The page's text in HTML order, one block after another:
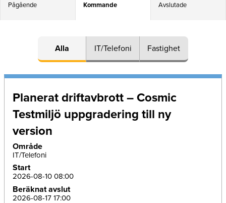
Pågående Kommande Avslutade
Alla IT/Telefoni Fastighet
Planerat driftavbrott – Cosmic
Testmiljö uppgradering till ny
version
Område
IT/Telefoni
Start
2026-08-10 08:00
Beräknat avslut
2026-08-17 17:00